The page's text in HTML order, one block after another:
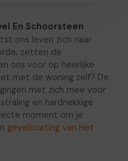
En Schoorsteen
ons leven zich naar
zetten de
ons voor op heerlijke
met de woning zelf? De
met zich mee voor
en hardnekkige
moment om je
gevelcoating van Het